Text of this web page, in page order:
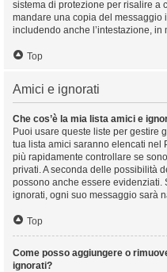
sistema di protezione per risalire a
mandare una copia del messaggio
includendo anche l’intestazione,
Top
Amici e ignorati
Che cos’è la mia lista amici e
Puoi usare queste liste per gestire
tua lista amici saranno elencati nel
più rapidamente controllare se
privati. A seconda delle possibilità
possono anche essere
ignorati, ogni suo messaggio sarà
Top
Come posso aggiungere o
ignorati?